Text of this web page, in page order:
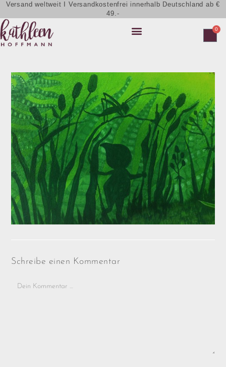
Versand weltweit I Versandkostenfrei innerhalb Deutschland ab €
49.-
0
Schreibe einen Kommentar